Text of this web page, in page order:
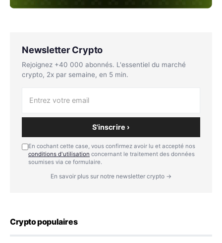
Newsletter Crypto
Rejoignez +40 000 abonnés. L'essentiel du marché
crypto, 2x par semaine, en 5 min.
S'inscrire ›
En cochant cette case, vous confirmez avoir lu et accepté nos
conditions d'utilisation concernant le traitement des données
soumises via ce formulaire.
En savoir plus sur notre newsletter crypto →
Crypto populaires